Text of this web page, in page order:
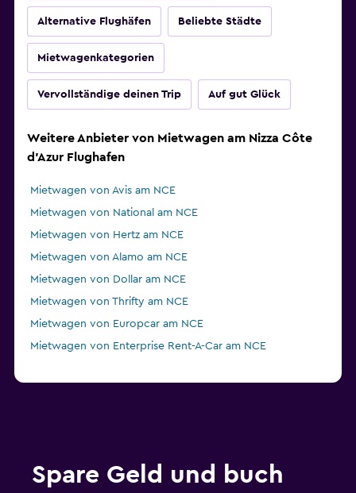
Alternative Flughäfen Beliebte Städte
Mietwagenkategorien
Vervollständige deinen Trip Auf gut Glück
Weitere Anbieter von Mietwagen am Nizza Côte
d’Azur Flughafen
Mietwagen von Avis am NCE
Mietwagen von National am NCE
Mietwagen von Hertz am NCE
Mietwagen von Alamo am NCE
Mietwagen von Dollar am NCE
Mietwagen von Thrifty am NCE
Mietwagen von Europcar am NCE
Mietwagen von Enterprise Rent-A-Car am NCE
Spare Geld und buch